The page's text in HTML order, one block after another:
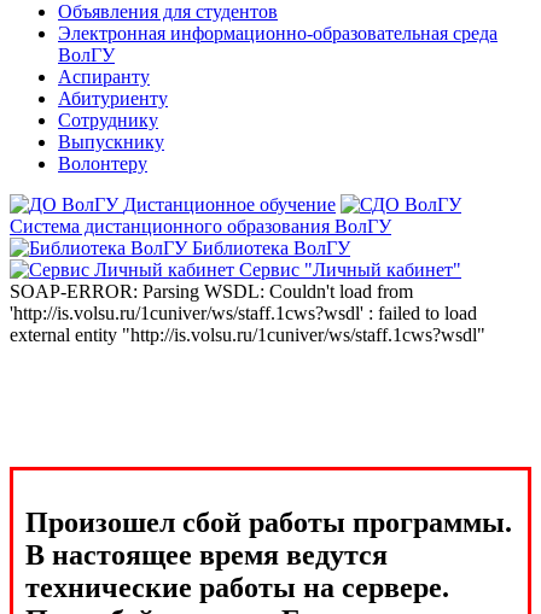
Объявления для студентов
Электронная информационно-образовательная среда
ВолГУ
Аспиранту
Абитуриенту
Сотруднику
Выпускнику
Волонтеру
Дистанционное обучение
Система дистанционного образования ВолГУ
Библиотека ВолГУ
Сервис "Личный кабинет"
SOAP-ERROR: Parsing WSDL: Couldn't load from
'http://is.volsu.ru/1cuniver/ws/staff.1cws?wsdl' : failed to load
external entity "http://is.volsu.ru/1cuniver/ws/staff.1cws?wsdl"
Произошел сбой работы программы.
В настоящее время ведутся
технические работы на сервере.